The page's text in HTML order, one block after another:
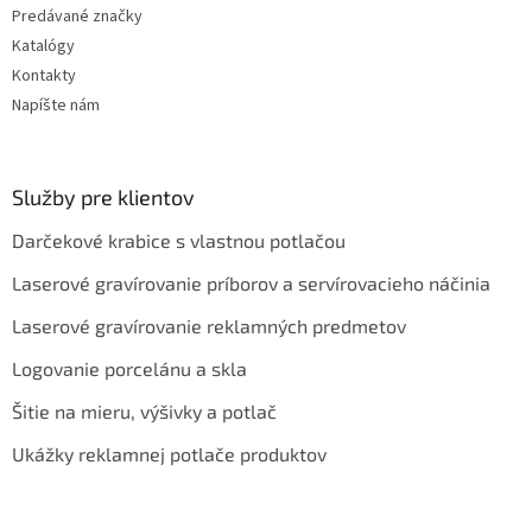
Predávané značky
Katalógy
Kontakty
Napíšte nám
Služby pre klientov
Darčekové krabice s vlastnou potlačou
Laserové gravírovanie príborov a servírovacieho náčinia
Laserové gravírovanie reklamných predmetov
Logovanie porcelánu a skla
Šitie na mieru, výšivky a potlač
Ukážky reklamnej potlače produktov